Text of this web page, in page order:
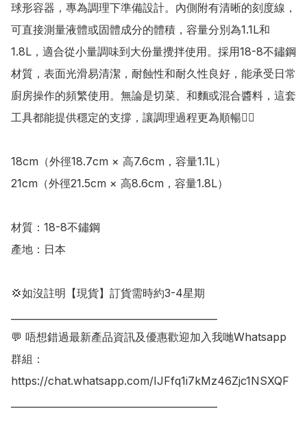
球形容器，專為調理下準備設計。內側附有清晰的刻度線，
可直接測量液體或固體成分的體積，容量分別為1.1L和
1.8L，適合從小量調味到大份量攪拌使用。採用18-8不鏽鋼
材質，表面光滑易清潔，耐蝕性和耐久性良好，能承受日常
廚房操作的頻繁使用。無論是切菜、和麵或混合醬料，這套
工具都能提供穩定的支撐，讓調理過程更為順暢👍🏻
18cm（外徑18.7cm × 高7.6cm，容量1.1L）
21cm（外徑21.5cm × 高8.6cm，容量1.8L）
材質：18-8不鏽鋼
產地：日本
💢如沒註明【現貨】訂貨需時約3-4星期
💬 唔想錯過最新產品資訊及優惠歡迎加入我哋Whatsapp
群組：
https://chat.whatsapp.com/IJFfq1i7kMz46Zjc1NSXQF